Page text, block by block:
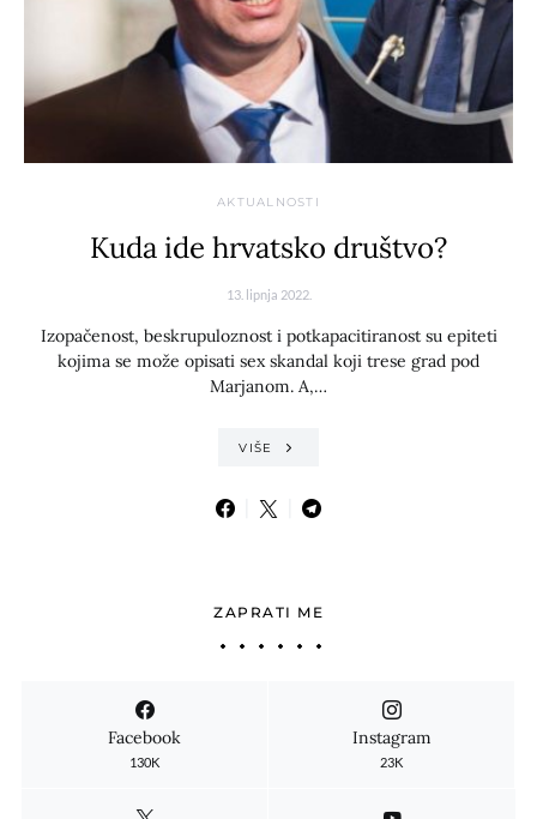
AKTUALNOSTI
Kuda ide hrvatsko društvo?
13. lipnja 2022.
Izopačenost, beskrupuloznost i potkapacitiranost su epiteti
kojima se može opisati sex skandal koji trese grad pod
Marjanom. A,…
VIŠE
ZAPRATI ME
Facebook
130K
Instagram
23K